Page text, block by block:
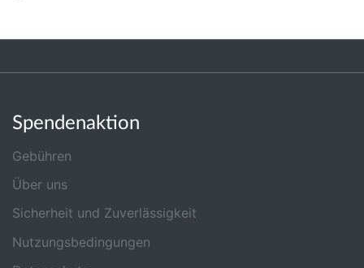
Spendenaktion
Gebühren
Über uns
Sicherheit und Zuverlässigkeit
Nutzungsbedingungen